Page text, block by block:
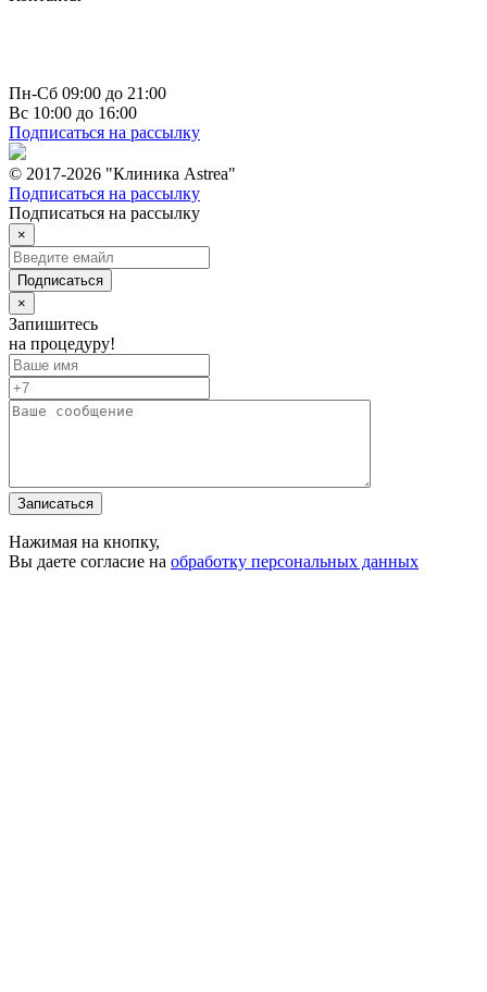
Пн-Сб 09:00 до 21:00
Вс 10:00 до 16:00
Подписаться на рассылку
© 2017-2026 "Клиника Astrea"
Подписаться на рассылку
Подписаться на рассылку
×
Подписаться
×
Запишитесь
на процедуру!
Записаться
Нажимая на кнопку,
Вы даете согласие на обработку персональных данных